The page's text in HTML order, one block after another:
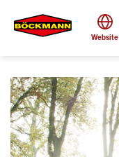
Zoek
Website